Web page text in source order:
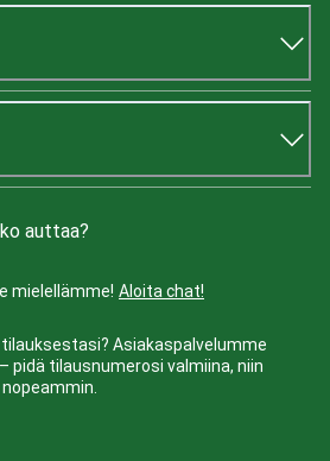
auttaa?
mielellämme! Aloita chat!
Asiakaspalvelumme
pidä tilausnumerosi valmiina, niin